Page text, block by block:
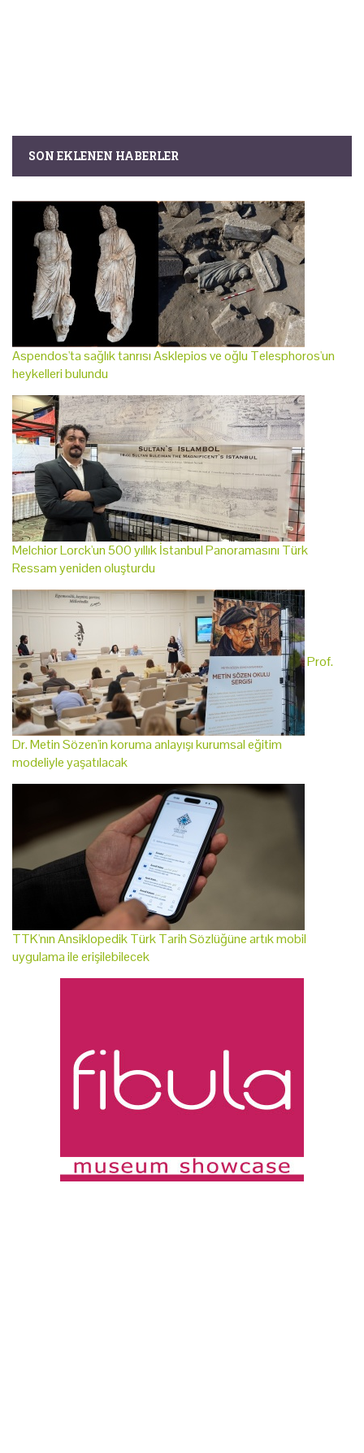
SON EKLENEN HABERLER
Aspendos'ta sağlık tanrısı Asklepios ve oğlu Telesphoros'un
heykelleri bulundu
Melchior Lorck'un 500 yıllık İstanbul Panoramasını Türk
Ressam yeniden oluşturdu
Prof.
Dr. Metin Sözen'in koruma anlayışı kurumsal eğitim
modeliyle yaşatılacak
TTK'nın Ansiklopedik Türk Tarih Sözlüğüne artık mobil
uygulama ile erişilebilecek